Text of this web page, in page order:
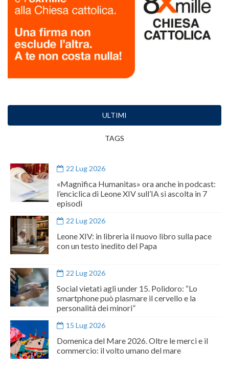
ULTIMI
TAGS
22 Lug 2026
«Magnifica Humanitas» ora anche in podcast:
l’enciclica di Leone XIV sull’IA si ascolta in 7
episodi
22 Lug 2026
Leone XIV: in libreria il nuovo libro sulla pace
con un testo inedito del Papa
22 Lug 2026
Social vietati agli under 15. Polidoro: “Lo
smartphone può plasmare il cervello e la
personalità dei minori”
15 Lug 2026
Domenica del Mare 2026. Oltre le merci e il
commercio: il volto umano del mare